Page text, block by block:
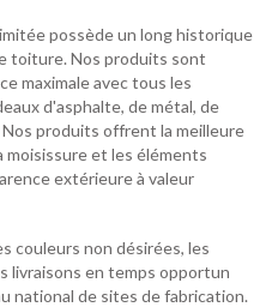
possède un long historique
toiture. Nos produits sont
maximale avec tous les
d'asphalte, de métal, de
produits offrent la meilleure
et les éléments
extérieure à valeur
couleurs non désirées, les
livraisons en temps opportun
national de sites de fabrication.